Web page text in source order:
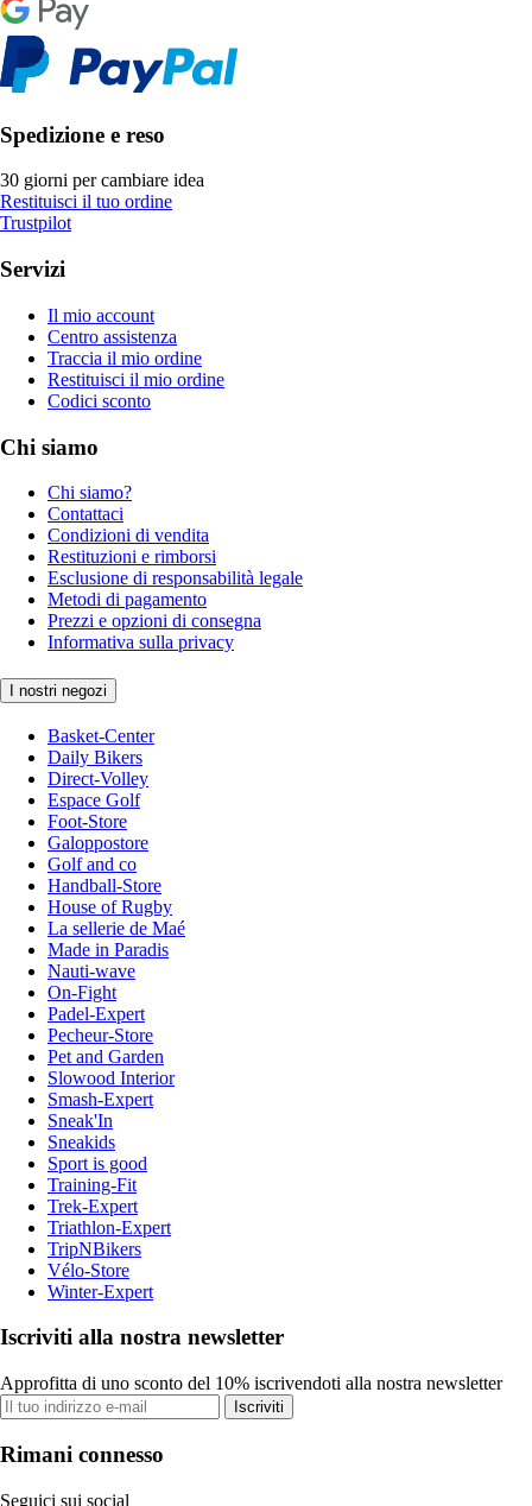
Spedizione e reso
30 giorni per cambiare idea
Restituisci il tuo ordine
Trustpilot
Servizi
Il mio account
Centro assistenza
Traccia il mio ordine
Restituisci il mio ordine
Codici sconto
Chi siamo
Chi siamo?
Contattaci
Condizioni di vendita
Restituzioni e rimborsi
Esclusione di responsabilità legale
Metodi di pagamento
Prezzi e opzioni di consegna
Informativa sulla privacy
I nostri negozi
Basket-Center
Daily Bikers
Direct-Volley
Espace Golf
Foot-Store
Galoppostore
Golf and co
Handball-Store
House of Rugby
La sellerie de Maé
Made in Paradis
Nauti-wave
On-Fight
Padel-Expert
Pecheur-Store
Pet and Garden
Slowood Interior
Smash-Expert
Sneak'In
Sneakids
Sport is good
Training-Fit
Trek-Expert
Triathlon-Expert
TripNBikers
Vélo-Store
Winter-Expert
Iscriviti alla nostra newsletter
Approfitta di uno sconto del 10% iscrivendoti alla nostra newsletter
Iscriviti
Rimani connesso
Seguici sui social